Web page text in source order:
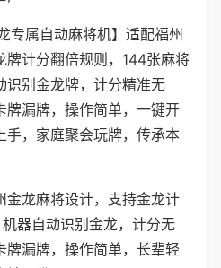
专属自动麻将机】适配福州
牌计分翻倍规则，144张麻将
识别金龙牌，计分精准无
牌漏牌，操作简单，一键开
手，家庭聚会玩牌，传承本
金龙麻将设计，支持金龙计
器自动识别金龙，计分无
牌漏牌，操作简单，长辈轻